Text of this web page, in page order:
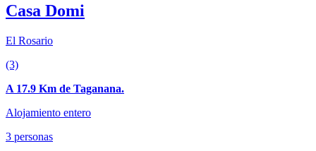
Casa Domi
El Rosario
(3)
A 17.9 Km de Taganana.
Alojamiento entero
3 personas